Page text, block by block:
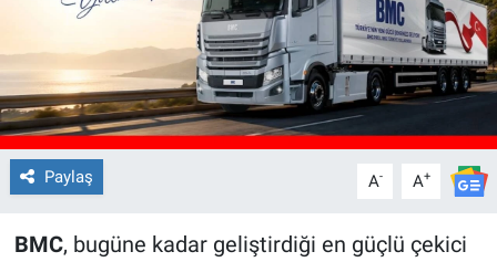
Paylaş A- A+
BMC, bugüne kadar geliştirdiği en güçlü çekici